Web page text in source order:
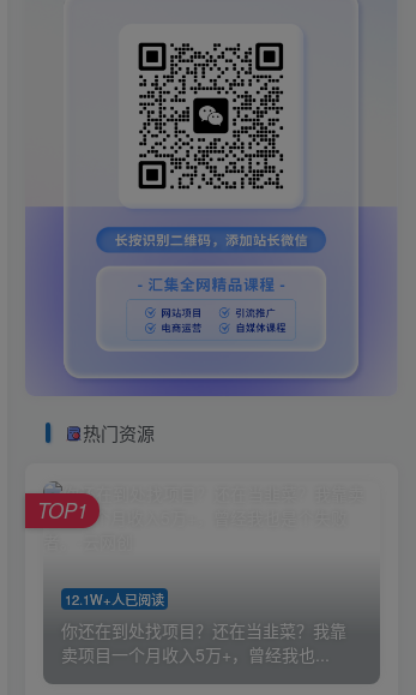
热门资源
12.1W+人已阅读
你还在到处找项目？还在当韭菜？我靠
卖项目一个月收入5万+，曾经我也...
TOP1